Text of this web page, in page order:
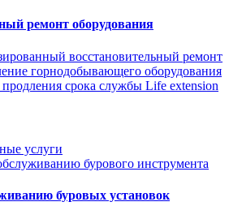
ремонт оборудования
восстановительный ремонт
горнодобывающего оборудования
срока службы Life extension
услуги
бурового инструмента
буровых установок